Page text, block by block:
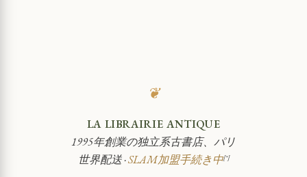
❦
LA LIBRAIRIE ANTIQUE
1995年創業の独立系古書店、パリ
世界配送 ·SLAM加盟手続き中[*]